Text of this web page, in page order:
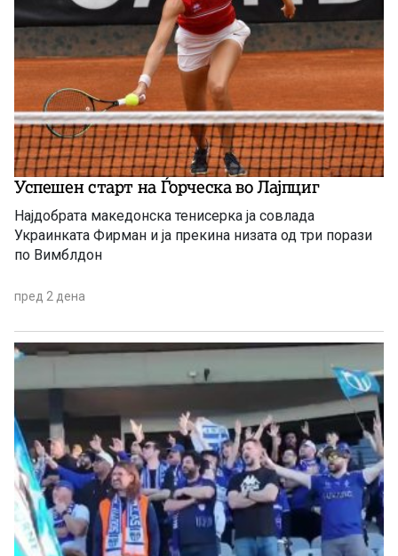
Успешен старт на Ѓорческа во Лајпциг
Најдобрата македонска тенисерка ја совлада
Украинката Фирман и ја прекина низата од три порази
по Вимблдон
пред 2 дена